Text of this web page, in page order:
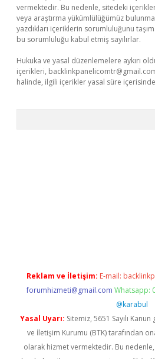
vermektedir. Bu nedenle, sitedeki
veya araştırma yükümlülüğümüz
yazdıkları içeriklerin sorumluluğunu
bu sorumluluğu kabul etmiş sayılırlar.
Hukuka ve yasal düzenlemelere aykırı
içerikleri,
halinde, ilgili içerikler yasal süre
Reklam ve İletişim: E-mail:
forumhizmeti@gmail.com Whatsapp:
@karabul
Yasal Uyarı: Sitemiz, 5651 Sayılı
ve İletişim Kurumu (BTK) tarafından
olarak hizmet vermektedir. Bu